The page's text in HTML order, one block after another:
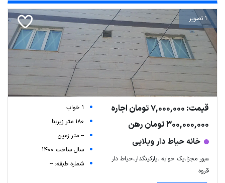
1 تصویر
قیمت: 7,000,000 تومان اجاره
300,000,000 تومان رهن
خانه حیاط دار ویلایی
عبور مجزا،یک خوابه ،پارکینگدار،حیاط دار
قروه
1 خواب
180 متر زیربنا
-- متر زمین
سال ساخت 1400
شماره طبقه: --